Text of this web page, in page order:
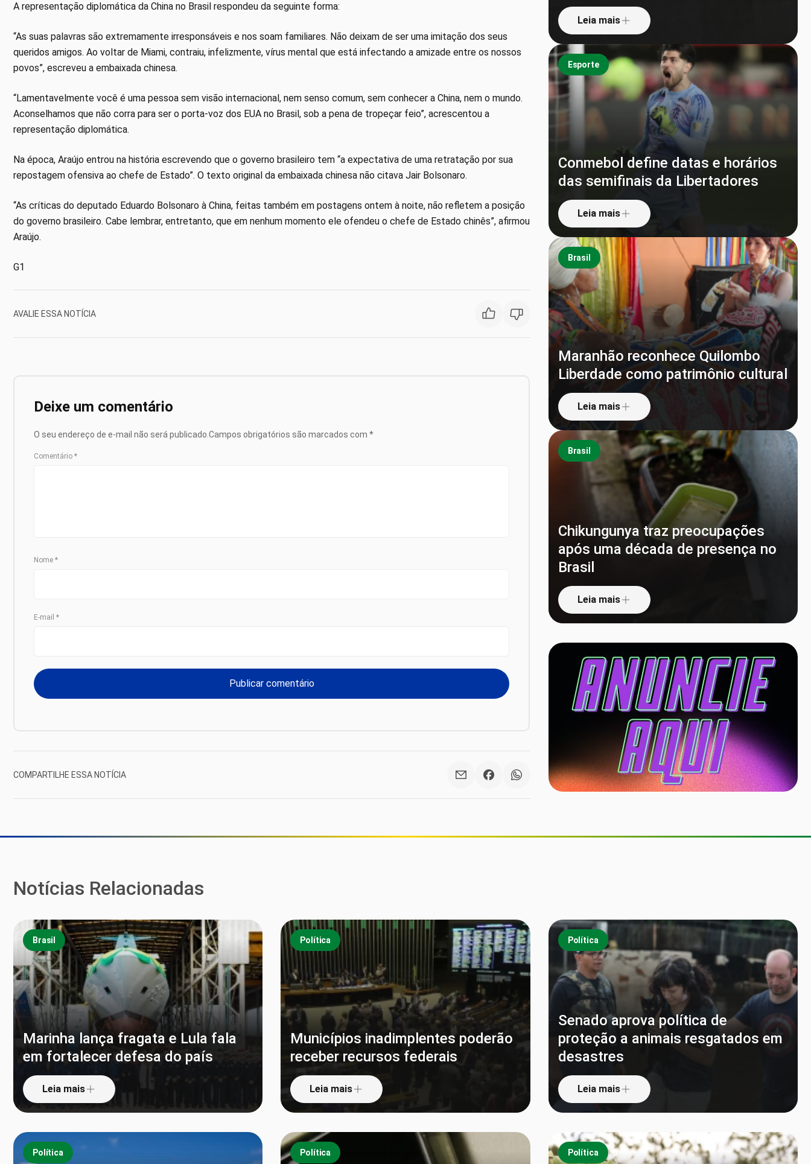
A representação diplomática da China no Brasil respondeu da seguinte forma:
“As suas palavras são extremamente irresponsáveis e nos soam familiares. Não deixam de ser uma imitação dos seus
queridos amigos. Ao voltar de Miami, contraiu, infelizmente, vírus mental que está infectando a amizade entre os nossos
povos”, escreveu a embaixada chinesa.
“Lamentavelmente você é uma pessoa sem visão internacional, nem senso comum, sem conhecer a China, nem o mundo.
Aconselhamos que não corra para ser o porta-voz dos EUA no Brasil, sob a pena de tropeçar feio”, acrescentou a
representação diplomática.
Na época, Araújo entrou na história escrevendo que o governo brasileiro tem “a expectativa de uma retratação por sua
repostagem ofensiva ao chefe de Estado”. O texto original da embaixada chinesa não citava Jair Bolsonaro.
“As críticas do deputado Eduardo Bolsonaro à China, feitas também em postagens ontem à noite, não refletem a posição
do governo brasileiro. Cabe lembrar, entretanto, que em nenhum momento ele ofendeu o chefe de Estado chinês”, afirmou
Araújo.
G1
AVALIE ESSA NOTÍCIA
Deixe um comentário
O seu endereço de e-mail não será publicado. Campos obrigatórios são marcados com *
Comentário *
Nome *
E-mail *
COMPARTILHE ESSA NOTÍCIA
Leia mais
Esporte
Conmebol define datas e horários
das semifinais da Libertadores
Leia mais
Brasil
Maranhão reconhece Quilombo
Liberdade como patrimônio cultural
Leia mais
Brasil
Chikungunya traz preocupações
após uma década de presença no
Brasil
Leia mais
Notícias Relacionadas
Brasil
Marinha lança fragata e Lula fala
em fortalecer defesa do país
Leia mais
Política
Municípios inadimplentes poderão
receber recursos federais
Leia mais
Política
Senado aprova política de
proteção a animais resgatados em
desastres
Leia mais
Política Política Política